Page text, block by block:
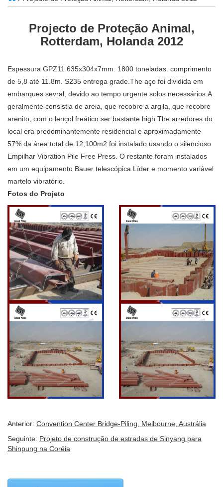
Projecto de Proteção Animal,
Rotterdam, Holanda 2012
Espessura GPZ11 635x304x7mm. 1800 toneladas. comprimento
de 5,8 até 11.8m. S235 entrega grade.The aço foi dividida em
embarques sevral, devido ao tempo urgente solos necessários.A
geralmente consistia de areia, que recobre a argila, que recobre
arenito, com o lençol freático ser bastante high.The arredores do
local era predominantemente residencial e aproximadamente
57% da área total de 12,100m2 foi instalado usando o silencioso
Empilhar Vibration Pile Free Press. O restante foram instalados
em um equipamento Bauer telescópica Líder e momento variável
martelo vibratório.
Fotos do Projeto
Anterior: Convention Center Bridge-Piling, Melbourne, Austrália
Seguinte: Projeto de construção de estradas de Sinyang para
Shinpung na Coréia